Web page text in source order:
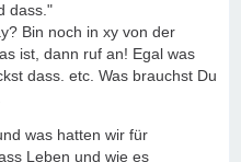
dass."
Bin noch in xy von der
ist, dann ruf an! Egal was
dass. etc. Was brauchst Du
was hatten wir für
Leben und wie es